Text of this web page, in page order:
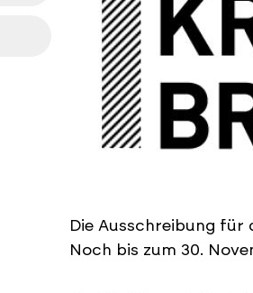
Die Ausschreibung für
Noch bis zum 30.